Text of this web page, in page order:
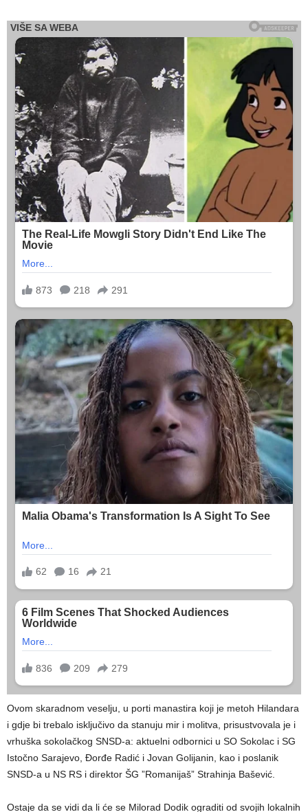
Ovom skaradnom veselju, u porti manastira koji je metoh Hilandara
i gdje bi trebalo isključivo da stanuju mir i molitva, prisustvovala je i
vrhuška sokolačkog SNSD-a: aktuelni odbornici u SO Sokolac i SG
Istočno Sarajevo, Đorđe Radić i Jovan Golijanin, kao i poslanik
SNSD-a u NS RS i direktor ŠG ”Romanijaš” Strahinja Bašević.
Ostaje da se vidi da li će se Milorad Dodik ograditi od svojih lokalnih